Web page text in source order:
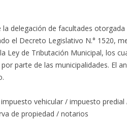
la delegación de facultades
el Decreto Legislativo N.° 1520,
Ley de Tributación Municipal, los
parte de las municipalidades. El
impuesto vehicular / impuesto
de propiedad / notarios